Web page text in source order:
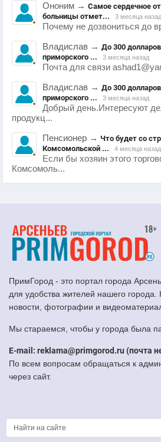
Ононим → Самое сердечное
больницы отмет...
3 месяца назад
Почему не дозвониться до
Владислав → До 300
приморского ...
3 месяца назад
Почта для связи
Владислав → До 300
приморского ...
3 месяца назад
Добрый день.Интересуют
продукц...
Пенсионер → Что будет со
Комсомольской ...
4 месяца назад
Если бы хозяин этого
Комсомоль...
ПримГород - это портал города
для удобства жителей нашего города.
новости, фотографии и
Мы стараемся, чтобы у города была
E-mail: reklama@primgorod.ru (почта
По всем вопросам обращаться к
через сайт.